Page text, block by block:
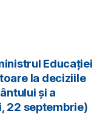
Educației
la deciziile
și a
22 septembrie)